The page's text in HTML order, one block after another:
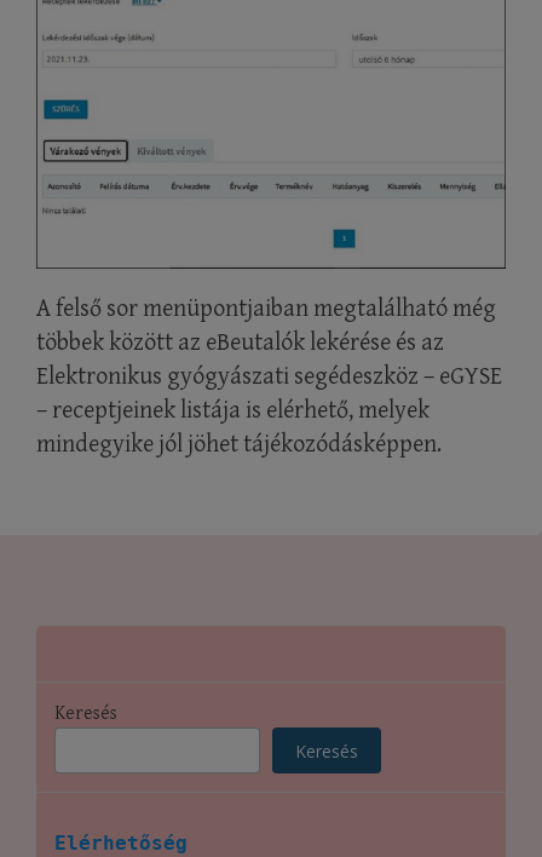
A felső sor menüpontjaiban megtalálható még
többek között az eBeutalók lekérése és az
Elektronikus gyógyászati segédeszköz – eGYSE
– receptjeinek listája is elérhető, melyek
mindegyike jól jöhet tájékozódásképpen.
Keresés
Keresés
Elérhetőség